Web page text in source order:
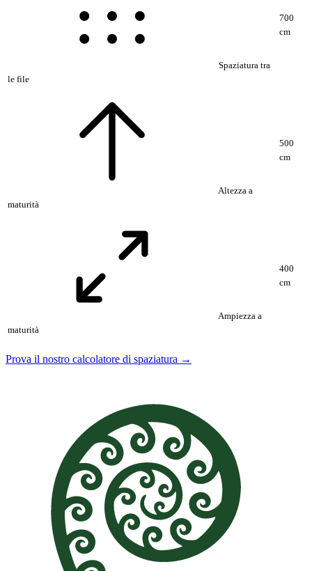
Spaziatura tra
le file
700
cm
Altezza a
maturità
500
cm
Ampiezza a
maturità
400
cm
Prova il nostro calcolatore di spaziatura →